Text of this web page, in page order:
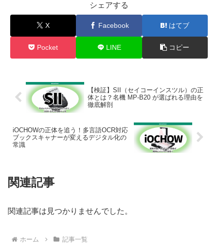
シェアする
X Facebook はてブ
Pocket LINE コピー
【検証】SII（セイコーインスツル）の正
体とは？名機 MP-B20 が選ばれる理由を
徹底解剖
iOCHOWの正体を追う！多言語OCR対応
ブックスキャナーが変えるデジタル化の
常識
関連記事
関連記事は見つかりませんでした。
ホーム 記事一覧